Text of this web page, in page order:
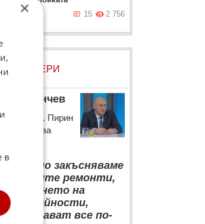
20:55 ч.
2 756
15
НА БИСЕРИ
Пенчев
АПИ инж. Пирин
коментар за
закъсняваме
ремонти,
на
дейности,
ще стават все по-
×
в